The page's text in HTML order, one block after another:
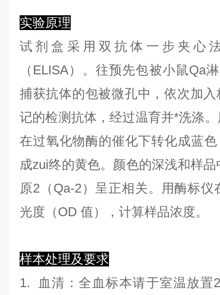
实验原理
试剂盒采用双抗体一步夹心
（ELISA）。往预先包被小鼠Qa
捕获抗体的包被微孔中，依次加
记的检测抗体，经过温育并*洗涤
在过氧化物酶的催化下转化成蓝
成zui终的黄色。颜色的深浅和样
原2（Qa-2）呈正相关。用酶标仪
光度（OD 值），计算样品浓度。
样本处理及要求
1.
血清 ：全血标本请于室温放